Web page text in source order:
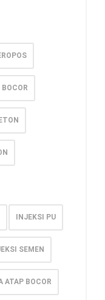
INJEKSI PU
SEMEN
ATAP BOCOR